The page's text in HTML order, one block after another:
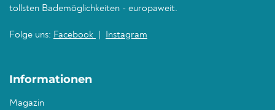
tollsten Bademöglichkeiten - europaweit.
Folge uns: Facebook Instagram
Informationen
Magazin